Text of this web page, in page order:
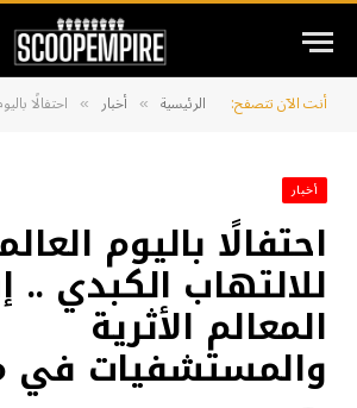
أنت الآن تتصفح: الرئيسية » أخبار » احتفالًا باليوم العالمي
أخبار
احتفالًا باليوم
للالتهاب الكبدي ..
المعالم الأثرية
والمستشفيات في